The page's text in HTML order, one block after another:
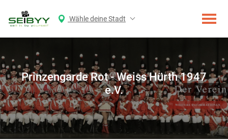
Wähle deine Stadt
Prinzengarde Rot - Weiss Hürth 1947
e.V.